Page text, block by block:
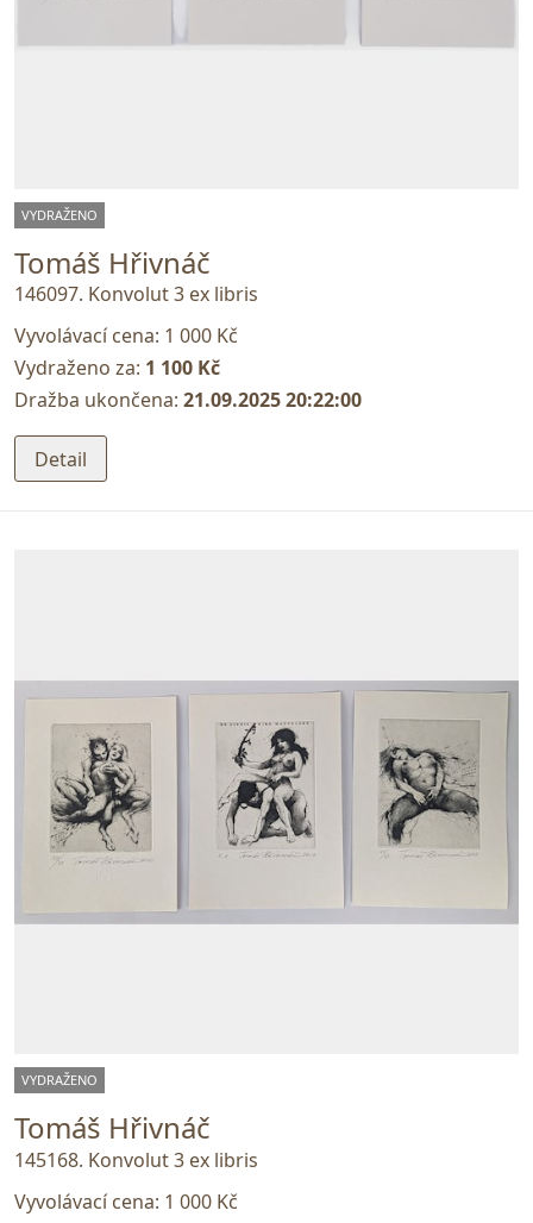
VYDRAŽENO
Tomáš Hřivnáč
146097. Konvolut 3 ex libris
Vyvolávací cena: 1 000 Kč
Vydraženo za: 1 100 Kč
Dražba ukončena: 21.09.2025 20:22:00
Detail
VYDRAŽENO
Tomáš Hřivnáč
145168. Konvolut 3 ex libris
Vyvolávací cena: 1 000 Kč